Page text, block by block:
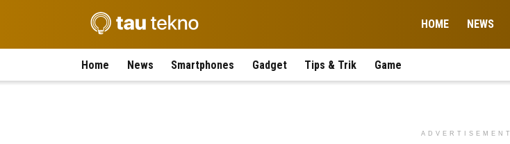
HOME NEWS
Home News Smartphones Gadget Tips & Trik Game
ADVERTISEMENT